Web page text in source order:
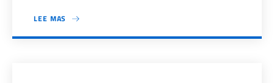
LEE MAS